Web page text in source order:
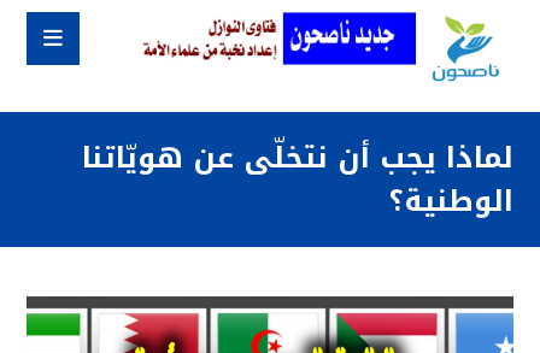
لماذا يجب أن نتخلّى عن هويّاتنا
الوطنية؟